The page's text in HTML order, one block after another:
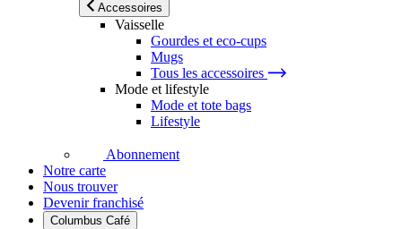
Accessoires
Vaisselle
Gourdes et eco-cups
Mugs
Tous les accessoires
Mode et lifestyle
Mode et tote bags
Lifestyle
Abonnement
Notre carte
Nous trouver
Devenir franchisé
Columbus Café